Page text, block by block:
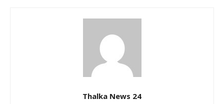
Thalka News 24